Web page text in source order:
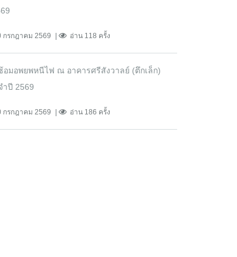
กรกฎาคม 2569 อ่าน 118 ครั้ง
อมอพยพหนีไฟ ณ อาคารศรีสังวาลย์ (ตึกเล็ก)
ำปี 2569
กรกฎาคม 2569 อ่าน 186 ครั้ง